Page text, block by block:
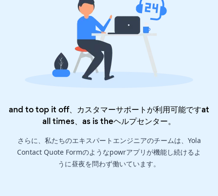
and to top it off、カスタマーサポートが利用可能ですat
all times、as is theヘルプセンター。
さらに、私たちのエキスパートエンジニアのチームは、Yola
Contact Quote Formのようなpowrアプリが機能し続けるよ
うに昼夜を問わず働いています。